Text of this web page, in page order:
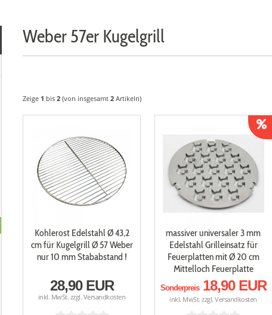
Weber 57er Kugelgrill
Zeige 1 bis2 (von insgesamt2 Artikeln)
Kohlerost Edelstahl Ø 43,2
cm für Kugelgrill Ø 57 Weber
nur 10 mm Stababstand !
28,90 EUR
inkl. MwSt. zzgl. Versandkosten
massiver universaler 3 mm
Edelstahl Grilleinsatz für
Feuerplatten mit Ø 20 cm
Mittelloch Feuerplatte
Sonderpreis18,90 EUR
inkl. MwSt. zzgl.Versandkosten